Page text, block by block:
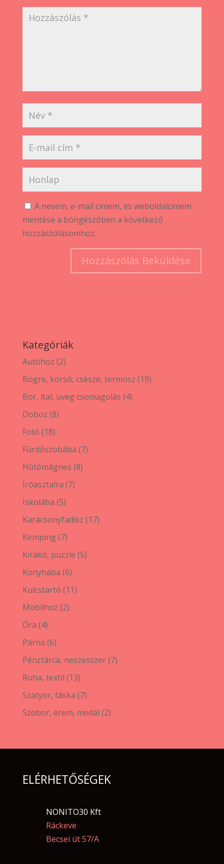
A nevem, e-mail címem, és weboldalcímem
mentése a böngészőben a következő
hozzászólásomhoz.
Kategóriák
Autóhoz 22
termék
Bögre, korsó, csésze, termosz 1919
Bor, ital, üveg csomagolás 44
Doboz 88
Fotó 1818
termék
Fürdőszobába 77
Hűtőmágnes 88
Íróasztalra 77
Iskolába 55
termék
Karácsonyfadísz 1717
Kemping 77
termék
Kirakó, puzzle 55
Konyhába 66
termék
Kulcstartó 1111
Mobilhoz 22
Óra 44
termék
Párna 66
Pénztárca, neszesszer 77
Ruha, textil 1313
termék
Szatyor, táska 77
termék
Szobor, érem, medál 22
ELÉRHETŐSÉGEK
NONITO30 Kft
Ráckeve
Becsei út 57/A